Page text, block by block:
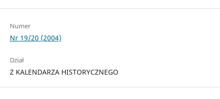
Numer
Nr 19/20 (2004)
Dział
Z KALENDARZA HISTORYCZNEGO